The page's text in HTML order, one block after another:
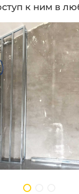
к ним в